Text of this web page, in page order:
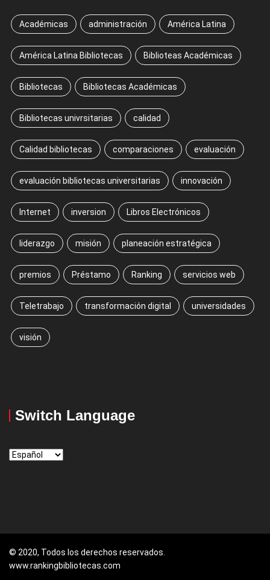
Académicas administración América Latina
América Latina Bibliotecas Biblioteas Académicas
Bibliotecas Bibliotecas Académicas
Bibliotecas univrsitarias calidad
Calidad bibliotecas comparaciones evaluación
evaluación bibliotecas universitarias innovación
Internet inversion Libros Electrónicos
liderazgo misión planeación estratégica
premios Préstamo Ranking servicios web
Teletrabajo transformación digital universidades
visión
Switch Language
Switch
© 2020, Todos los derechos reservados.
www.rankingbibliotecas.com